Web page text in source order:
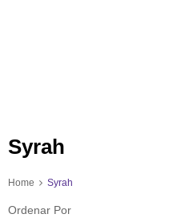
Syrah
Home Syrah
Ordenar Por